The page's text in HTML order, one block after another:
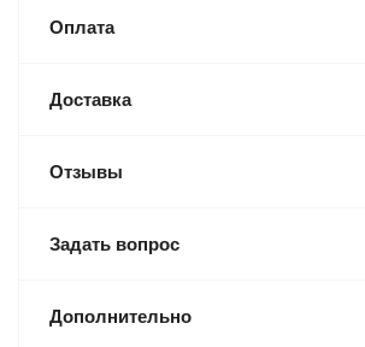
Оплата
Доставка
Отзывы
Задать вопрос
Дополнительно